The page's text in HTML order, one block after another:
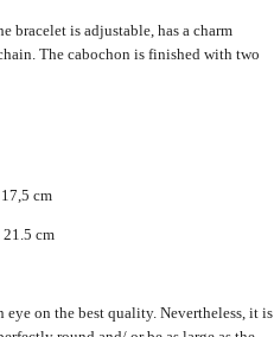
bracelet is adjustable, has a charm
The cabochon is finished with two
cm
cm
on the best quality. Nevertheless, it is